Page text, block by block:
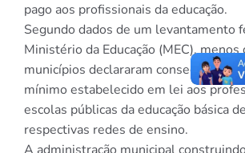
pago aos profissionais da educação.
Segundo dados de um levantamento
Ministério da Educação (MEC),
municípios declararam conseguir
mínimo estabelecido em lei aos
escolas públicas da educação básica
respectivas redes de ensino.